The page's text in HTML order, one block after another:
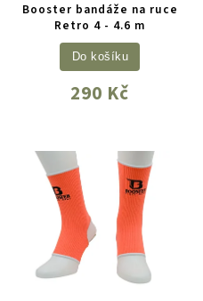
Booster bandáže na ruce
Retro 4 - 4.6 m
290 Kč
Do košíku